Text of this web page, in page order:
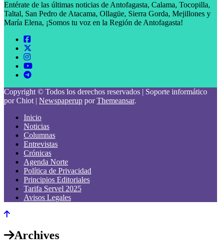
Entérate de las últimas noticias de Antofagasta, Calama, Tocopilla,
Taltal, San Pedro de Atacama, Ollagüe, Sierra Gorda, Mejillones y
María Elena, ¡Somos tu voz en la Región de Antofagasta!
Copyright © Todos los derechos reservados | Soporte informático
por Chiot | Newspaperup porThemeansar.
Inicio
Noticias
Columnas
Entrevistas
Crónicas
Agenda Norte
Política de Privacidad
Principios Editoriales
Tarifa Servel 2025
Avisos Legales
Archives